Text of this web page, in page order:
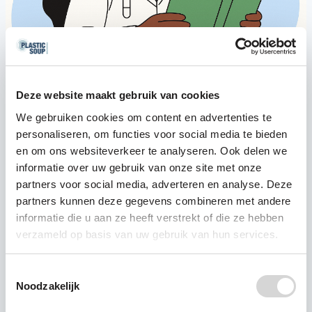
Deze website maakt gebruik van cookies
We gebruiken cookies om content en advertenties te
personaliseren, om functies voor social media te bieden
en om ons websiteverkeer te analyseren. Ook delen we
informatie over uw gebruik van onze site met onze
partners voor social media, adverteren en analyse. Deze
partners kunnen deze gegevens combineren met andere
informatie die u aan ze heeft verstrekt of die ze hebben
verzameld op basis van uw gebruik van hun services.
Noodzakelijk
Pioniers in plasticonderzoek
In 2018 kregen we als eerste wetenschappelijk
onderzoek van de grond naar de
gezondheidsrisico’s van microplastics. Inmiddels
zijn we partner in internationale studies en zetten
we gezondheid op de politieke agenda.